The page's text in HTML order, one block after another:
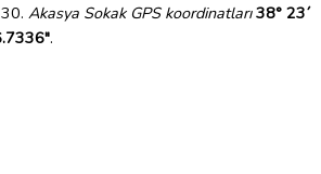
Akasya Sokak GPS koordinatları 38° 23´
.